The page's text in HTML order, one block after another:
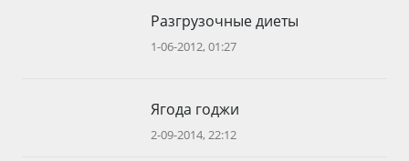
Разгрузочные диеты
1-06-2012, 01:27
Ягода годжи
2-09-2014, 22:12